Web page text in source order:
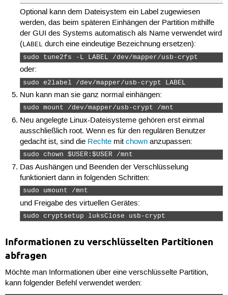
Optional kann dem Dateisystem ein Label zugewiesen
werden, das beim späteren Einhängen der Partition mithilfe
der GUI des Systems automatisch als Name verwendet wird
(LABEL durch eine eindeutige Bezeichnung ersetzen):
sudo tune2fs -L LABEL /dev/mapper/usb-crypt
oder:
sudo e2label /dev/mapper/usb-crypt LABEL
Nun kann man sie ganz normal einhängen:
sudo mount /dev/mapper/usb-crypt /mnt
Neu angelegte Linux-Dateisysteme gehören erst einmal
ausschließlich root. Wenn es für den regulären Benutzer
gedacht ist, sind die Rechte mitchown anzupassen:
sudo chown $USER:$USER /mnt
Das Aushängen und Beenden der Verschlüsselung
funktioniert dann in folgenden Schritten:
sudo umount /mnt
und Freigabe des virtuellen Gerätes:
sudo cryptsetup luksClose usb-crypt
Informationen zu verschlüsselten Partitionen
abfragen
Möchte man Informationen über eine verschlüsselte Partition,
kann folgender Befehl verwendet werden: